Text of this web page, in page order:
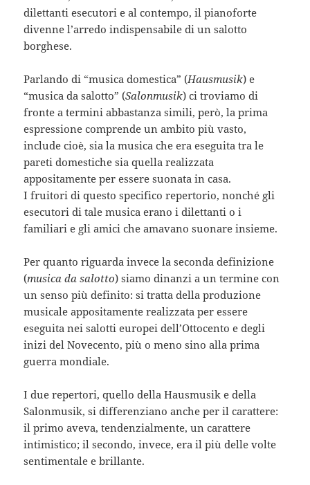
dilettanti esecutori e al contempo, il pianoforte
divenne l’arredo indispensabile di un salotto
borghese.
Parlando di “musica domestica” (Hausmusik) e
“musica da salotto” (Salonmusik) ci troviamo di
fronte a termini abbastanza simili, però, la prima
espressione comprende un ambito più vasto,
include cioè, sia la musica che era eseguita tra le
pareti domestiche sia quella realizzata
appositamente per essere suonata in casa.
I fruitori di questo specifico repertorio, nonché gli
esecutori di tale musica erano i dilettanti o i
familiari e gli amici che amavano suonare insieme.
Per quanto riguarda invece la seconda definizione
(musica da salotto) siamo dinanzi a un termine con
un senso più definito: si tratta della produzione
musicale appositamente realizzata per essere
eseguita nei salotti europei dell’Ottocento e degli
inizi del Novecento, più o meno sino alla prima
guerra mondiale.
I due repertori, quello della Hausmusik e della
Salonmusik, si differenziano anche per il carattere:
il primo aveva, tendenzialmente, un carattere
intimistico; il secondo, invece, era il più delle volte
sentimentale e brillante.